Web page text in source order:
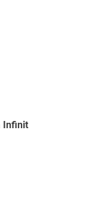
Infinit